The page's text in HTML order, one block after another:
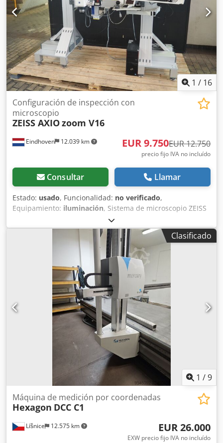
Basic 2022 Opciones: módulo de curvas, convertidor QDAS
y PiWeb Reporting Posibilidad de adquirir otros accesorios
y opciones Disponible en breve plazo
1 / 16
Eindhoven 12.039 km
Configuración de inspección con
microscopio
ZEISS AXIOzoom V16
EUR 9.750EUR 12.750
precio fijo IVA no incluído
Consultar Llamar
Estado: usado, Funcionalidad: no verificado,
Equipamiento: iluminación, Sistema de microscopio ZEISS
AXIO Zoom V16 usado con configuración servo controlada.
Sistema de inspección por microscopio compuesto por
microscopio AXIO y cámara (Zoom V16), además de sistema
de control ZEISS con posicionamiento XYZ y lente
servoaccionados. Fabricante: ZEISS | AXIO Modelos: AXIO
Zoom V16, cámara ICc5 | Controlador Zeiss EMS 3,
iluminación de microscopio LED CL 9000, SYCOP3, MA-R-C
Voltaje: 4x 220-230V (50/60Hz) Dedpfxjyybkwe Al Rsck
Incluye ordenador con software instalado, monitor, ratón y
teclado. Estructura fabricada en aluminio y acero
Clasificado
1 /9
Líšnice 12.575 km
Máquina de medición por coordenadas
Hexagon DCC C1
EUR 26.000
EXW precio fijo IVA no incluído